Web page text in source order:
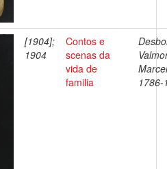
[1904];
1904
Contos e
scenas da
vida de
familia
1786-